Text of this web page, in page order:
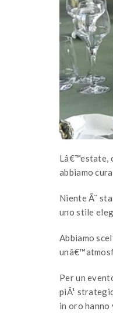
Lâ€™estate,
abbiamo
Niente Ã¨
uno stile
Abbiamo
Per un
piÃ¹
in oro